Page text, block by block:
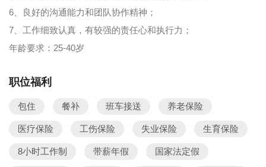
6、良好的沟通能力和团队协作精神；
7、工作细致认真，有较强的责任心和执行力；
年龄要求：25-40岁
职位福利
包住 餐补 班车接送 养老保险
医疗保险 工伤保险 失业保险 生育保险
8小时工作制 带薪年假 国家法定假